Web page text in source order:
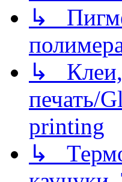
↳
↳ Клеи,
печать/
printing
↳